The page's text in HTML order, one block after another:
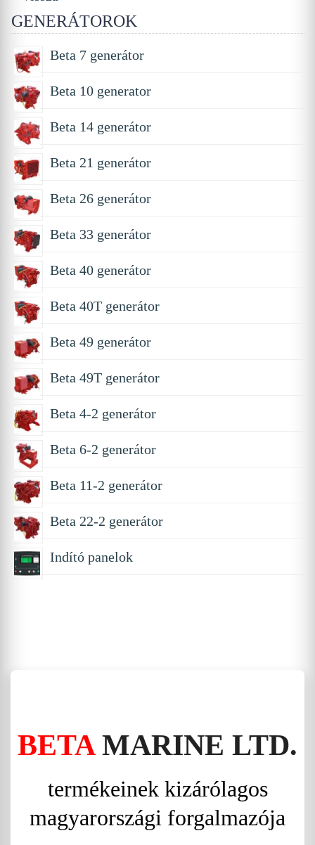
GENERÁTOROK
Beta 7 generátor
Beta 10 generator
Beta 14 generátor
Beta 21 generátor
Beta 26 generátor
Beta 33 generátor
Beta 40 generátor
Beta 40T generátor
Beta 49 generátor
Beta 49T generátor
Beta 4-2 generátor
Beta 6-2 generátor
Beta 11-2 generátor
Beta 22-2 generátor
Indító panelok
BETAMARINE LTD.
termékeinek kizárólagos
magyarországi forgalmazója